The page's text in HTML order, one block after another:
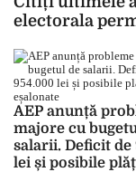
electorala
AEP anunță
majore cu
salarii. Deficit de
lei și posibile